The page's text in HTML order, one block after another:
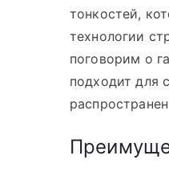
тонкостей,
технологии
поговорим о
подходит для